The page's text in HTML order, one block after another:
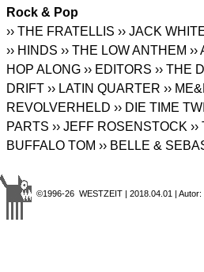
Rock & Pop
›› THE FRATELLIS ›› JACK
›› HINDS ›› THE LOW ANTHEM
HOP ALONG ›› EDITORS ›› THE
DRIFT ›› LATIN QUARTER ››
REVOLVERHELD ›› DIE TIME
PARTS ›› JEFF ROSENSTOCK
BUFFALO TOM ›› BELLE &
©1996-26 WESTZEIT | 2018.04.01 | Autor: